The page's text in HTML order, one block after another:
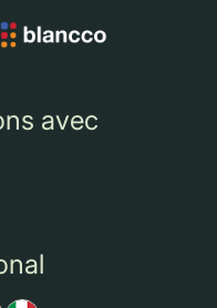
avec